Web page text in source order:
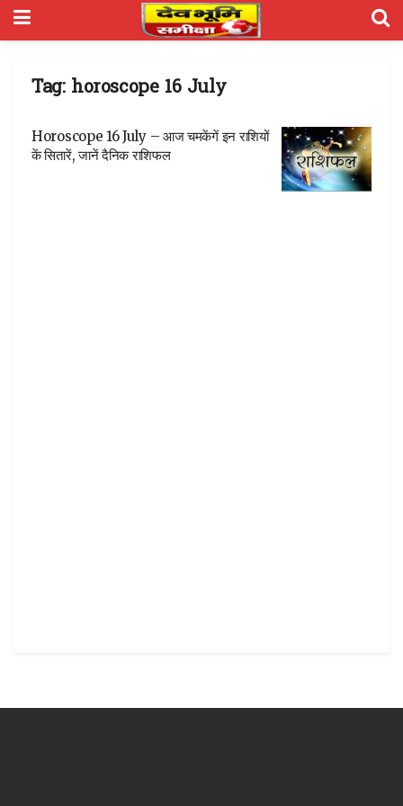
Tag: horoscope 16 July
Horoscope 16 July – आज चमकेंगें इन राशियों
कें सितारें, जानें दैनिक राशिफल